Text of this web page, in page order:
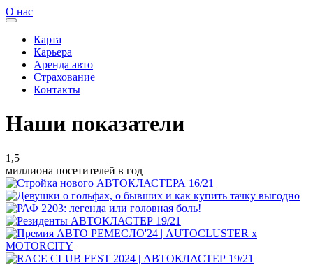
О нас
Карта
Карьера
Аренда авто
Страхование
Контакты
Наши показатели
1,5
миллиона посетителей в год